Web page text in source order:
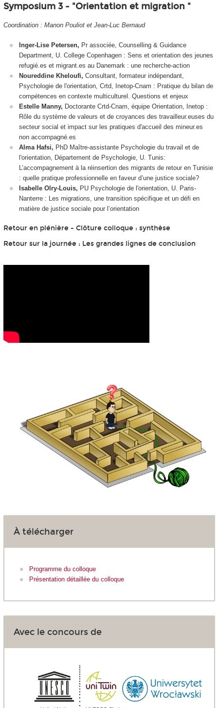
Symposium 3 - "Orientation et migration "
Coordination : Manon Pouliot et Jean-Luc Bernaud
Inger-Lise Petersen, Pr associée, Counselling & Guidance
Department, U. College Copenhagen : Sens et orientation des jeunes
refugié.es et migrant.es au Danemark : une recherche-action
Noureddine Kheloufi, Consultant, formateur indépendant,
Psychologie de l'orientation, Crtd, Inetop-Cnam : Pratique du bilan de
compétences en contexte multiculturel. Questions et enjeux
Estelle Manny, Doctorante Crtd-Cnam, équipe Orientation, Inetop :
Rôle du système de valeurs et de croyances des travailleur.euses du
secteur social et impact sur les pratiques d'accueil des mineur.es
non accompagné.es
Alma Hafsi, PhD Maître-assistante Psychologie du travail et de
l'orientation, Département de Psychologie, U. Tunis:
L’accompagnement à la réinsertion des migrants de retour en Tunisie
: quelle pratique professionnelle en faveur d’une justice sociale?
Isabelle Olry-Louis, PU Psychologie de l'orientation, U. Paris-
Nanterre : Les migrations, une transition spécifique et un défi en
matière de justice sociale pour l’orientation
Retour en plénière - Clôture colloque : synthèse
Retour sur la journée : Les grandes lignes de conclusion
À télécharger
Programme du colloque
Présentation détaillée du colloque
Avec le concours de